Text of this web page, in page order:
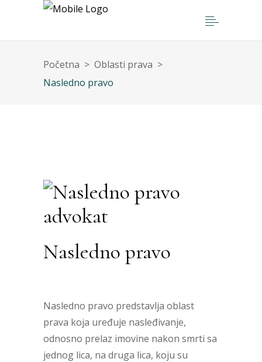
Početna > Oblasti prava >
Nasledno pravo
Nasledno pravo
Nasledno pravo predstavlja oblast
prava koja uređuje nasleđivanje,
odnosno prelaz imovine nakon smrti sa
jednog lica, na druga lica, koju su